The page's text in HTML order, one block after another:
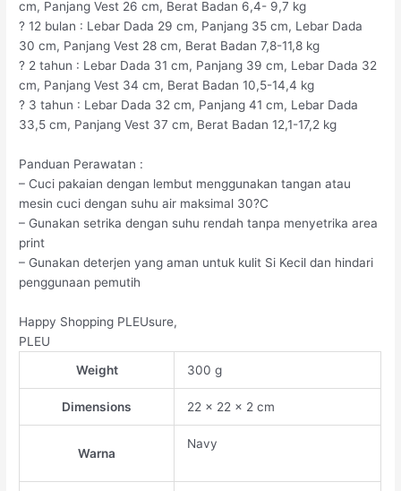
cm, Panjang Vest 26 cm, Berat Badan 6,4- 9,7 kg
? 12 bulan : Lebar Dada 29 cm, Panjang 35 cm, Lebar Dada
30 cm, Panjang Vest 28 cm, Berat Badan 7,8-11,8 kg
? 2 tahun : Lebar Dada 31 cm, Panjang 39 cm, Lebar Dada 32
cm, Panjang Vest 34 cm, Berat Badan 10,5-14,4 kg
? 3 tahun : Lebar Dada 32 cm, Panjang 41 cm, Lebar Dada
33,5 cm, Panjang Vest 37 cm, Berat Badan 12,1-17,2 kg
Panduan Perawatan :
– Cuci pakaian dengan lembut menggunakan tangan atau
mesin cuci dengan suhu air maksimal 30?C
– Gunakan setrika dengan suhu rendah tanpa menyetrika area
print
– Gunakan deterjen yang aman untuk kulit Si Kecil dan hindari
penggunaan pemutih
Happy Shopping PLEUsure,
PLEU
Weight
300 g
Dimensions 22 × 22 × 2 cm
Warna
Navy